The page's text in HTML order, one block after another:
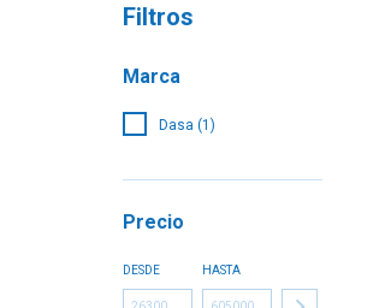
Filtros
Marca
Dasa (1)
Precio
DESDE HASTA